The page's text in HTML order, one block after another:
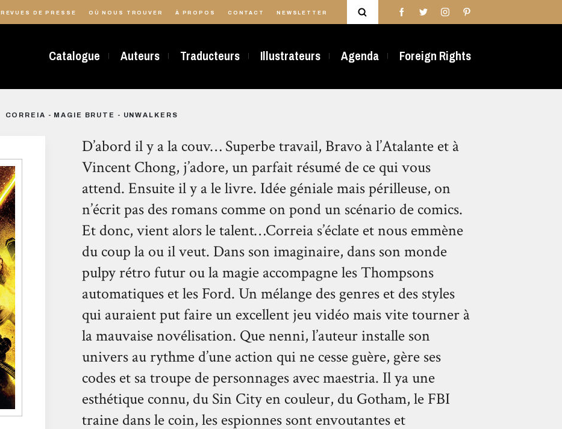
REVUES DE PRESSE OÙ NOUS TROUVER À PROPOS CONTACT NEWSLETTER
Catalogue Auteurs Traducteurs Illustrateurs Agenda Foreign Rights
CORREIA - MAGIE BRUTE - UNWALKERS
D’abord il y a la couv… Superbe travail, Bravo à l’Atalante et à
Vincent Chong, j’adore, un parfait résumé de ce qui vous
attend. Ensuite il y a le livre. Idée géniale mais périlleuse, on
n’écrit pas des romans comme on pond un scénario de comics.
Et donc, vient alors le talent…Correia s’éclate et nous emmène
du coup la ou il veut. Dans son imaginaire, dans son monde
pulpy rétro futur ou la magie accompagne les Thompsons
automatiques et les Ford. Un mélange des genres et des styles
qui auraient put faire un excellent jeu vidéo mais vite tourner à
la mauvaise novélisation. Que nenni, l’auteur installe son
univers au rythme d’une action qui ne cesse guère, gère ses
codes et sa troupe de personnages avec maestria. Il ya une
esthétique connu, du Sin City en couleur, du Gotham, le FBI
traine dans le coin, les espionnes sont envoutantes et